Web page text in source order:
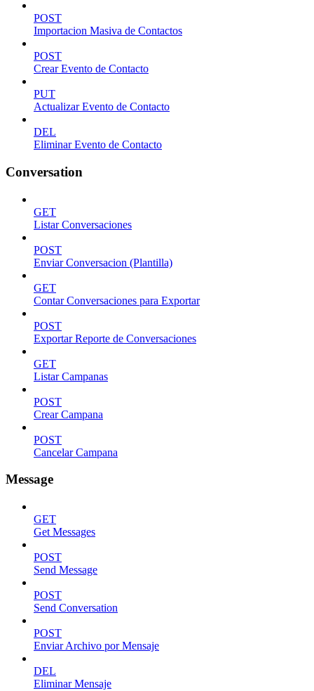
POST
Importacion Masiva de Contactos
POST
Crear Evento de Contacto
PUT
Actualizar Evento de Contacto
DEL
Eliminar Evento de Contacto
Conversation
GET
Listar Conversaciones
POST
Enviar Conversacion (Plantilla)
GET
Contar Conversaciones para Exportar
POST
Exportar Reporte de Conversaciones
GET
Listar Campanas
POST
Crear Campana
POST
Cancelar Campana
Message
GET
Get Messages
POST
Send Message
POST
Send Conversation
POST
Enviar Archivo por Mensaje
DEL
Eliminar Mensaje